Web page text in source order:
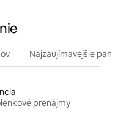
Najzaujímavejšie
prenájmy